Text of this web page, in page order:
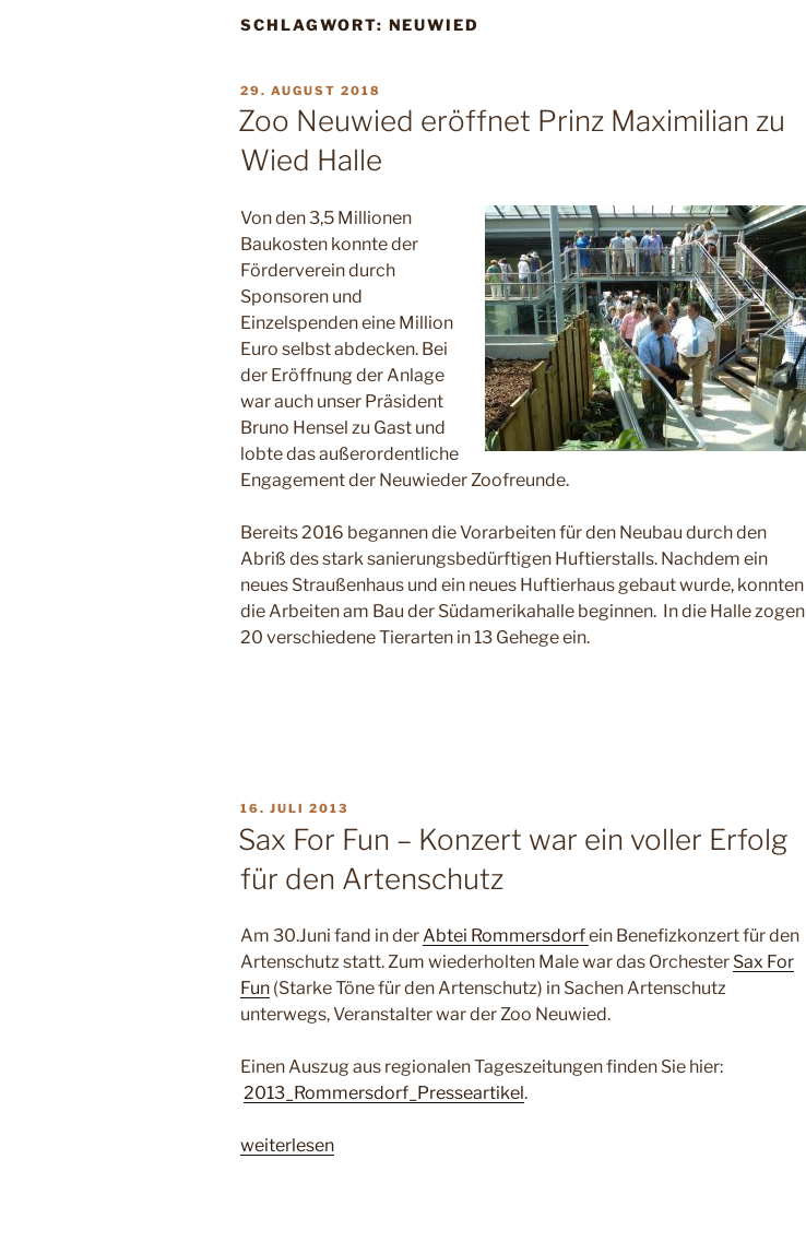
SCHLAGWORT: NEUWIED
VERÖFFENTLICHT
AM
29. AUGUST 2018
Zoo Neuwied eröffnet Prinz Maximilian zu
Wied Halle
Von den 3,5 Millionen
Baukosten konnte der
Förderverein durch
Sponsoren und
Einzelspenden eine Million
Euro selbst abdecken. Bei
der Eröffnung der Anlage
war auch unser Präsident
Bruno Hensel zu Gast und
lobte das außerordentliche
Engagement der Neuwieder Zoofreunde.
Bereits 2016 begannen die Vorarbeiten für den Neubau durch den
Abriß des stark sanierungsbedürftigen Huftierstalls. Nachdem ein
neues Straußenhaus und ein neues Huftierhaus gebaut wurde, konnten
die Arbeiten am Bau der Südamerikahalle beginnen. In die Halle zogen
20 verschiedene Tierarten in 13 Gehege ein.
VERÖFFENTLICHT
16. JULI 2013
Sax For Fun – Konzert war ein voller Erfolg
für den Artenschutz
Am 30.Juni fand in derAbtei Rommersdorfein Benefizkonzert für den
Artenschutz statt. Zum wiederholten Male war das Orchester Sax For
Fun (Starke Töne für den Artenschutz) in Sachen Artenschutz
unterwegs, Veranstalter war der Zoo Neuwied.
Einen Auszug aus regionalen Tageszeitungen finden Sie hier:
2013_Rommersdorf_Presseartikel.
„Sax
weiterlesen